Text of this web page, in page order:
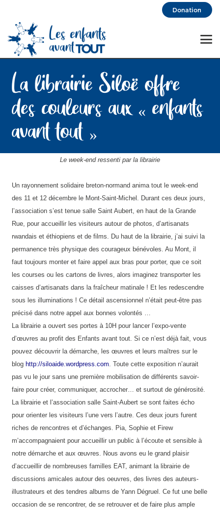
Donation
La librairie Siloë offre
des couleurs aux « enfants
avant tout »
Le week-end ressenti par la librairie
Un rayonnement solidaire breton-normand anima tout le week-end
des 11 et 12 décembre le Mont-Saint-Michel. Durant ces deux jours,
l’association s’est tenue salle Saint Aubert, en haut de la Grande
Rue, pour accueillir les visiteurs autour de photos, d’artisanats
rwandais et éthiopiens et de films. Du haut de la librairie, j’ai suivi la
permanence très physique des courageux bénévoles. Au Mont, il
faut toujours monter et faire appel aux bras pour porter, que ce soit
les courses ou les cartons de livres, alors imaginez transporter les
caisses d’artisanats dans la fraîcheur matinale ! Et les redescendre
sous les illuminations ! Ce détail ascensionnel n’était peut-être pas
précisé dans notre appel aux bonnes volontés …
La librairie a ouvert ses portes à 10H pour lancer l’expo-vente
d’œuvres au profit des Enfants avant tout. Si ce n’est déjà fait, vous
pouvez découvrir la démarche, les œuvres et leurs maîtres sur le
blog http://siloaide.wordpress.com. Toute cette exposition n’aurait
pas vu le jour sans une première mobilisation de différents savoir-
faire pour créer, communiquer, accrocher… et surtout de générosité.
La librairie et l’association salle Saint-Aubert se sont faites écho
pour orienter les visiteurs l’une vers l’autre. Ces deux jours furent
riches de rencontres et d’échanges. Pia, Sophie et Firew
m’accompagnaient pour accueillir un public à l’écoute et sensible à
notre démarche et aux œuvres. Nous avons eu le grand plaisir
d’accueillir de nombreuses familles EAT, animant la librairie de
discussions amicales autour des oeuvres, des livres des auteurs-
illustrateurs et des tendres albums de Yann Dégruel. Ce fut une belle
occasion de se rencontrer, de se retrouver et de faire plus ample